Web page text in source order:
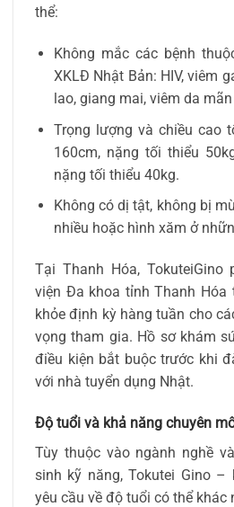
thể:
Không mắc các bệnh
XKLĐ Nhật Bản: HIV, viêm
lao, giang mai, viêm da
Trọng lượng và chiều cao
160cm, nặng tối thiểu
nặng tối thiểu 40kg.
Không có dị tật, không bị
nhiều hoặc hình xăm ở
Tại Thanh Hóa, TokuteiGino
viện Đa khoa tỉnh Thanh
khỏe định kỳ hàng tuần cho
vọng tham gia. Hồ sơ khám
điều kiện bắt buộc trước khi
với nhà tuyển dụng Nhật.
Độ tuổi và khả năng chuyên
Tùy thuộc vào ngành nghề
sinh kỹ năng, Tokutei Gino
yêu cầu về độ tuổi có thể khác